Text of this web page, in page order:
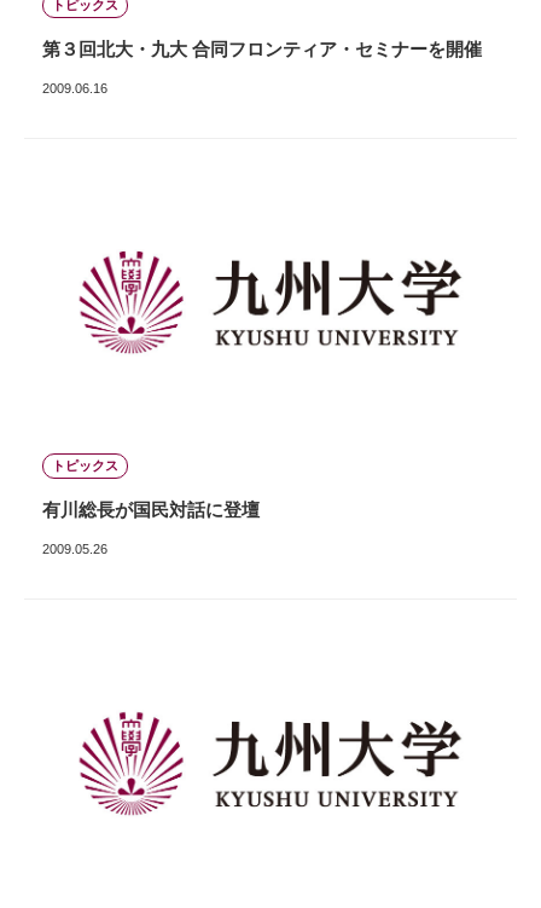
トピックス
第３回北大・九大 合同フロンティア・セミナーを開催
2009.06.16
トピックス
有川総長が国民対話に登壇
2009.05.26